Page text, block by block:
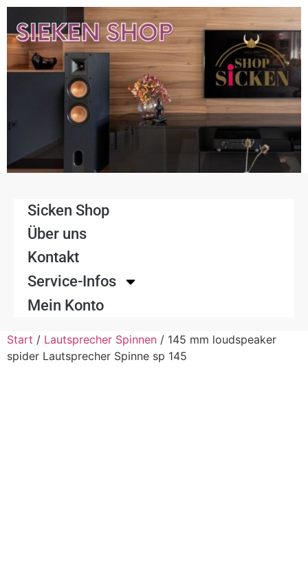
Sicken Shop
Über uns
Kontakt
Service-Infos
Mein Konto
Start / Lautsprecher Spinnen / 145 mm loudspeaker
spider Lautsprecher Spinne sp 145